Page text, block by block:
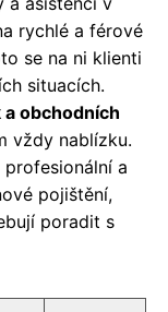
rychlé a férové
se na ni klienti
situacích.
obchodních
vždy nablízku.
profesionální a
pojištění,
poradit s